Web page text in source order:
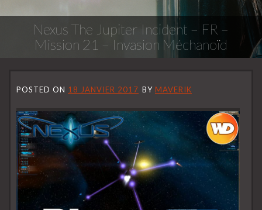
Nexus The Jupiter Incident – FR –
Mission 21 – Invasion Méchanoïd
POSTED ON 18 JANVIER 2017 BY MAVERIK